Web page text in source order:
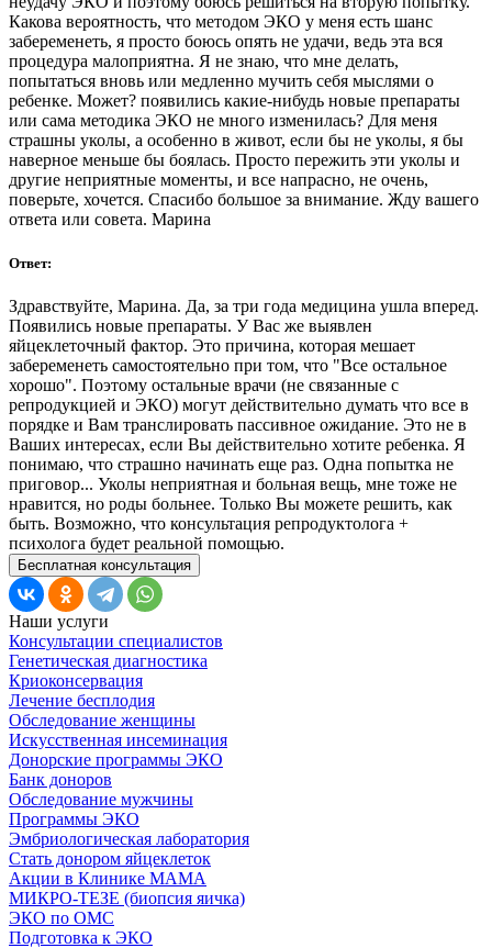
Какова вероятность, что методом ЭКО у меня есть шанс
забеременеть, я просто боюсь опять не удачи, ведь эта вся
процедура малоприятна. Я не знаю, что мне делать,
попытаться вновь или медленно мучить себя мыслями о
ребенке. Может? появились какие-нибудь новые препараты
или сама методика ЭКО не много изменилась? Для меня
страшны уколы, а особенно в живот, если бы не уколы, я бы
наверное меньше бы боялась. Просто пережить эти уколы и
другие неприятные моменты, и все напрасно, не очень,
поверьте, хочется. Спасибо большое за внимание. Жду вашего
ответа или совета. Марина
Ответ:
Здравствуйте, Марина. Да, за три года медицина ушла вперед.
Появились новые препараты. У Вас же выявлен
яйцеклеточный фактор. Это причина, которая мешает
забеременеть самостоятельно при том, что "Все остальное
хорошо". Поэтому остальные врачи (не связанные с
репродукцией и ЭКО) могут действительно думать что все в
порядке и Вам транслировать пассивное ожидание. Это не в
Ваших интересах, если Вы действительно хотите ребенка. Я
понимаю, что страшно начинать еще раз. Одна попытка не
приговор... Уколы неприятная и больная вещь, мне тоже не
нравится, но роды больнее. Только Вы можете решить, как
быть. Возможно, что консультация репродуктолога +
психолога будет реальной помощью.
Бесплатная консультация
Наши услуги
Консультации специалистов
Генетическая диагностика
Криоконсервация
Лечение бесплодия
Обследование женщины
Искусственная инсеминация
Донорские программы ЭКО
Банк доноров
Обследование мужчины
Программы ЭКО
Эмбриологическая лаборатория
Стать донором яйцеклеток
Акции в Клинике МАМА
МИКРО-ТЕЗЕ (биопсия яичка)
ЭКО по ОМС
Подготовка к ЭКО